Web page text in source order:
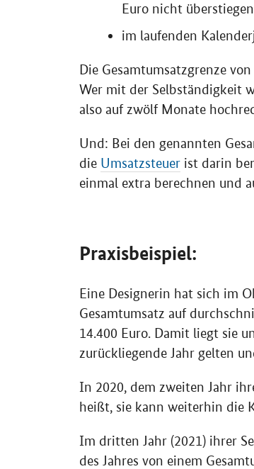
Euro nicht
im laufenden
Die Gesamtumsatzgrenze
Wer mit der Selbständigkeit
also auf zwölf Monate
Und: Bei den genannten
die Umsatzsteuer ist darin
einmal extra berechnen und
Praxisbeispiel:
Eine Designerin hat sich im
Gesamtumsatz auf
14.400 Euro. Damit liegt sie
zurückliegende Jahr gelten
In 2020, dem zweiten Jahr
heißt, sie kann weiterhin die
Im dritten Jahr (2021) ihrer
des Jahres von einem